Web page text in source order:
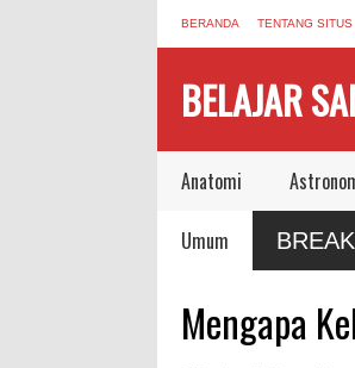
BERANDA TENTANG SITUS
BELAJAR
Anatomi
Umum BREAK
Mengapa